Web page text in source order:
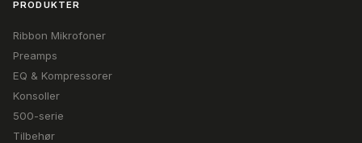
PRODUKTER
Ribbon Mikrofoner
Preamps
EQ & Kompressorer
Konsoller
500-serie
Tilbehør